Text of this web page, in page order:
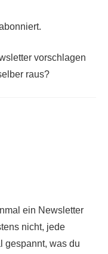
vorschlagen
raus?
ein Newsletter
nicht, jede
gespannt, was du